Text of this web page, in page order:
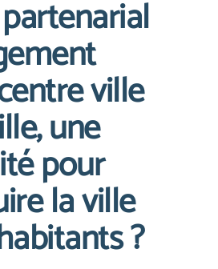
ville
une
pour
la ville
?